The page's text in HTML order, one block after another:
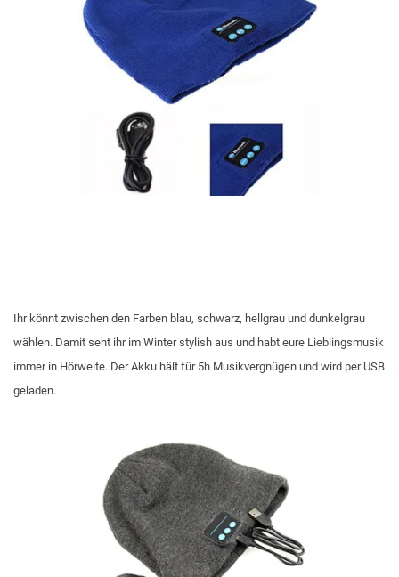
Ihr könnt zwischen den Farben blau, schwarz, hellgrau und dunkelgrau
wählen. Damit seht ihr im Winter stylish aus und habt eure Lieblingsmusik
immer in Hörweite. Der Akku hält für 5h Musikvergnügen und wird per USB
geladen.